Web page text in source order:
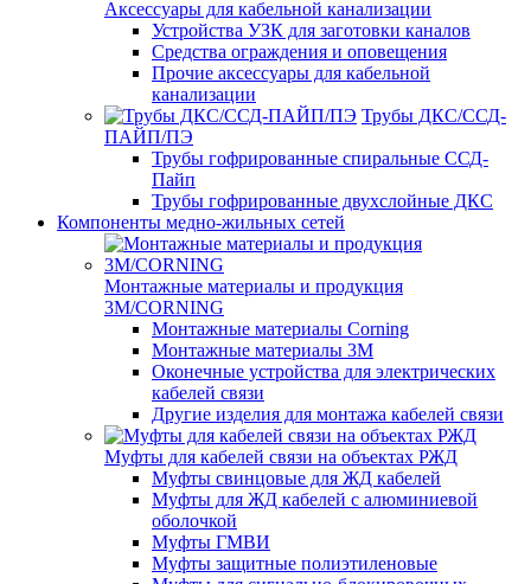
Аксессуары для кабельной канализации
Устройства УЗК для заготовки каналов
Средства ограждения и оповещения
Прочие аксессуары для кабельной
канализации
Трубы ДКС/ССД-
ПАЙП/ПЭ
Трубы гофрированные спиральные ССД-
Пайп
Трубы гофрированные двухслойные ДКС
Компоненты медно-жильных сетей
Монтажные материалы и продукция
3M/CORNING
Монтажные материалы Corning
Монтажные материалы 3M
Оконечные устройства для электрических
кабелей связи
Другие изделия для монтажа кабелей связи
Муфты для кабелей связи на объектах РЖД
Муфты свинцовые для ЖД кабелей
Муфты для ЖД кабелей с алюминиевой
оболочкой
Муфты ГМВИ
Муфты защитные полиэтиленовые